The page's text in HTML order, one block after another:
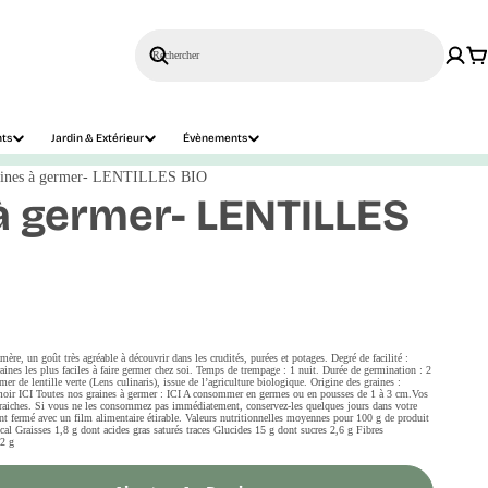
Jardin & Extérieur Évènements
Rechercher
à germer- LENTILLES BIO
germer- LENTILLES
un goût très agréable à découvrir dans les crudités, purées et potages. Degré de facilité :
les plus faciles à faire germer chez soi. Temps de trempage : 1 nuit. Durée de germination : 2
de lentille verte (Lens culinaris), issue de l’agriculture biologique. Origine des graines :
ICI Toutes nos graines à germer : ICI A consommer en germes ou en pousses de 1 à 3 cm.Vos
Si vous ne les consommez pas immédiatement, conservez-les quelques jours dans votre
fermé avec un film alimentaire étirable. Valeurs nutritionnelles moyennes pour 100 g de produit
Graisses 1,8 g dont acides gras saturés traces Glucides 15 g dont sucres 2,6 g Fibres
g